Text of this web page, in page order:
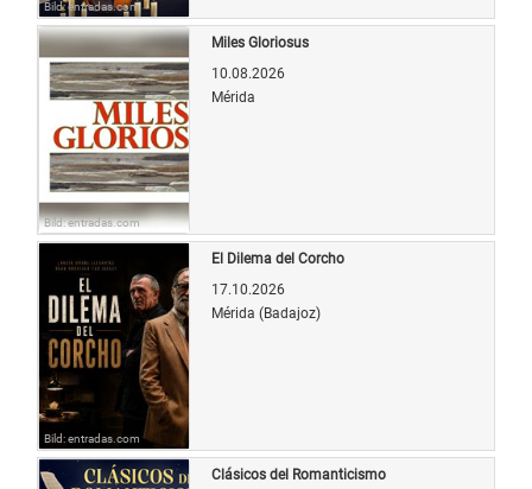
Bild: entradas.com
Bild: entradas.com
Miles Gloriosus
10.08.2026
Mérida
Bild: entradas.com
El Dilema del Corcho
17.10.2026
Mérida (Badajoz)
Clásicos del Romanticismo